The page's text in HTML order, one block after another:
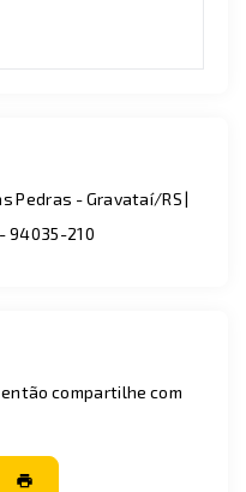
Pedras - Gravataí/RS |
- 94035-210
compartilhe com